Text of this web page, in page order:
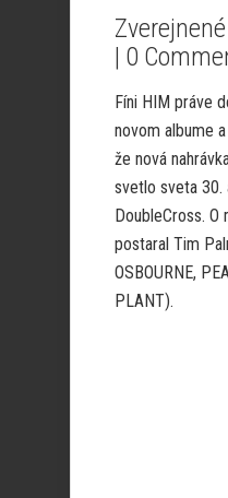
| 0
Fíni HIM práve
novom albume
že nová
svetlo sveta 30.
DoubleCross. O
postaral Tim
OSBOURNE,
PLANT).